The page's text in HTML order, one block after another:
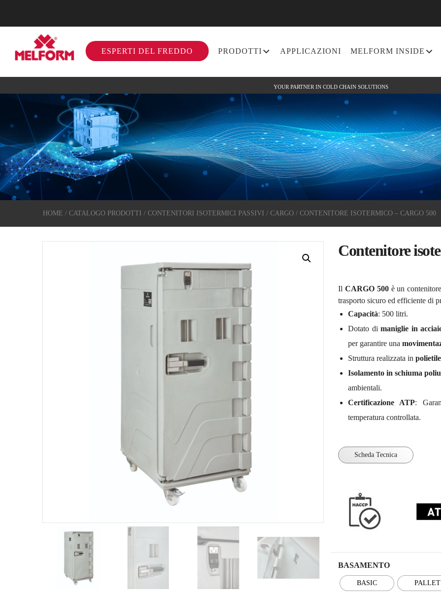
ESPERTI DEL FREDDO PRODOTTI APPLICAZIONI MELFORM INSIDE
YOUR PARTNER IN COLD CHAIN SOLUTIONS
HOME / CATALOGO PRODOTTI / CONTENITORI ISOTERMICI PASSIVI / CARGO / CONTENITORE ISOTERMICO – CARGO 500
Contenitore
Il CARGO 500è un
trasporto sicuro ed efficiente di
Capacità: 500 litri.
Dotato dimaniglie in
per garantire una
Struttura realizzata in
Isolamento in schiuma
ambientali.
Certificazione ATP:
temperatura controllata.
Scheda Tecnica
BASAMENTO
BASIC PALLET